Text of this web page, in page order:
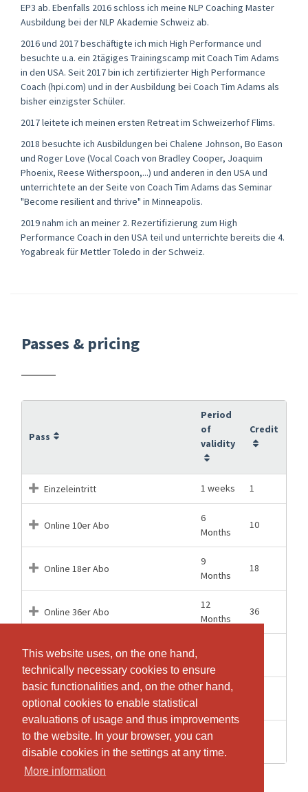
This website uses, on the one hand,
technically necessary cookies to ensure
basic functionalities and, on the other hand,
optional cookies to enable statistical
evaluations of usage and thus improvements
to the website. In your browser, you can
disable cookies in the settings at any time.
More information
This website uses, on the one hand,
technically necessary cookies to ensure
basic functionalities and, on the other hand,
optional cookies to enable statistical
evaluations of usage and thus improvements
to the website. In your browser, you can
disable cookies in the settings at any time.
More information
EP3 ab. Ebenfalls 2016 schloss ich meine NLP Coaching Master
Ausbildung bei der NLP Akademie Schweiz ab.
2016 und 2017 beschäftigte ich mich High Performance und
besuchte u.a. ein 2tägiges Trainingscamp mit Coach Tim Adams
in den USA. Seit 2017 bin ich zertifizierter High Performance
Coach (hpi.com) und in der Ausbildung bei Coach Tim Adams als
bisher einzigster Schüler.
2017 leitete ich meinen ersten Retreat im Schweizerhof Flims.
2018 besuchte ich Ausbildungen bei Chalene Johnson, Bo Eason
und Roger Love (Vocal Coach von Bradley Cooper, Joaquim
Phoenix, Reese Witherspoon,...) und anderen in den USA und
unterrichtete an der Seite von Coach Tim Adams das Seminar
"Become resilient and thrive" in Minneapolis.
2019 nahm ich an meiner 2. Rezertifizierung zum High
Performance Coach in den USA teil und unterrichte bereits die 4.
Yogabreak für Mettler Toledo in der Schweiz.
Passes & pricing
Pass
Period
of
validity
Credit
Einzeleintritt 1 weeks 1
Online 10er Abo
6
Months
10
Online 18er Abo
9
Months
18
Online 36er Abo
12
Months
36
Studio 10er Abo
Studio 18er Abo
9
Studio 36er Abo
12
Months